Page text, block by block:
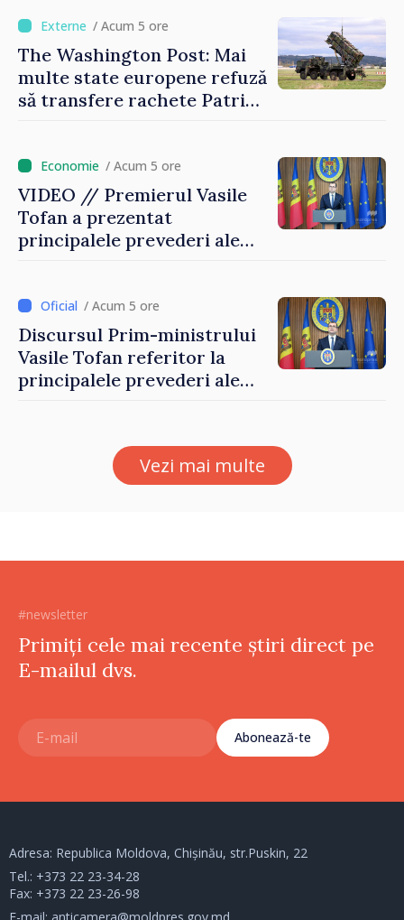
/ Acum 5 ore
The Washington Post: Mai
multe state europene refuză
să transfere rachete Patriot
/ Acum 5 ore
VIDEO // Premierul Vasile
Tofan a prezentat
principalele prevederi ale
/ Acum 5 ore
Discursul Prim-ministrului
Vasile Tofan referitor la
principalele prevederi ale
Vezi mai multe
#newsletter
Primiți cele mai recente știri direct pe
E-mailul dvs.
Abonează-te
Adresa: Republica Moldova, Chișinău, str.Puskin, 22
Tel.: +373 22 23-34-28
Fax: +373 22 23-26-98